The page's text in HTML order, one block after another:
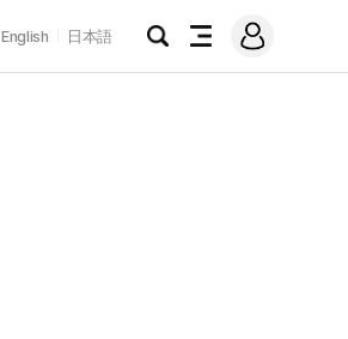
English 日本語
검
전
메
그